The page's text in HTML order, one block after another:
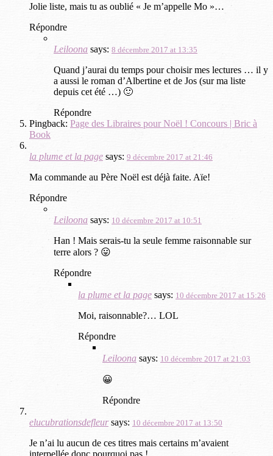
Jolie liste, mais tu as oublié « Je m’appelle Mo »…
Répondre
Leiloona says: 8 décembre 2017 at 13:35
Quand j’aurai du temps pour choisir mes lectures … il y
a aussi le roman d’Albertine et de Jos (sur ma liste
depuis cet été …) 🙂
Répondre
Pingback: Page des Libraires pour Noël ! Concours | Bric à
Book
la plume et la page says: 9 décembre 2017 at 21:46
Ma commande au Père Noël est déjà faite. Aïe!
Répondre
Leiloona says: 10 décembre 2017 at 10:51
Han ! Mais serais-tu la seule femme raisonnable sur
terre alors ? 😛
Répondre
la plume et la page says: 10 décembre 2017 at 15:26
Moi, raisonnable?… LOL
Répondre
Leiloona says: 10 décembre 2017 at 21:03
😀
Répondre
elucubrationsdefleur says: 10 décembre 2017 at 13:50
Je n’ai lu aucun de ces titres mais certains m’avaient
interpellée donc pourquoi pas !